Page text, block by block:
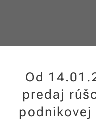
Od
predaj
podnikovej